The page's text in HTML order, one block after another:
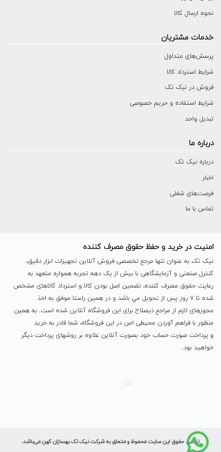
نحوه ارسال کالا
خدمات مشتریان
پرسش‌های متداول
شرایط استرداد کالا
فروش در نیک تک
شرایط استفاده و حریم خصوصی
تبدیل واحد
درباره ما
درباره نیک تک
اخبار
فرصت‌های شغلی
تماس با ما
امنیت در خرید و حفظ حقوق مصرف کننده
نیک تک به عنوان تنها مرجع تخصصی فروش آنلاین تجهیزات ابزار دقیق،
کنترل صنعتی و آزمایشگاهی با بیش از یک دهه تجربه همواره متعهد به
رعایت حقوق مصرف کننده، تضمین اصل بودن کالا و استرداد کالاهای مشخص
شده تا ٧ روز پس از تحویل مي باشد و در همين راستا موفق به اخذ
مجوزهای لازم از مراجع ذیصلاح برای این فروشگاه آنلاین شده است. به همين
منظور با فراهم آوردن محیطی امن در این فروشگاه، شما قادر به خرید
و پرداخت صورت حساب خود بصورت آنلاین علاوه بر روشهای پرداخت دیگر
خواهید بود.
تمامی حقوق این سایت محفوظ و متعلق به شرکت نیک تک بهسازان کهن می‌باشد.